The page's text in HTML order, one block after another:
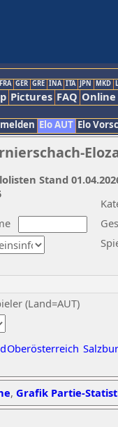
FRA GER GRE INA ITA JPN MKD
Pictures FAQ
Elo AUT Elo
(Land=AUT)
Oberösterreich
Stand
, Grafik Partie-